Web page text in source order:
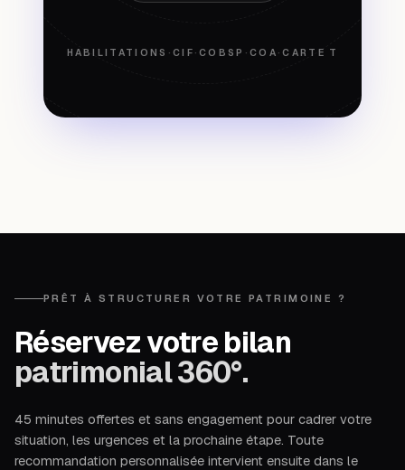
HABILITATIONS · CIF ·COBSP ·COA ·CARTE T
PRÊT À STRUCTURER VOTRE PATRIMOINE ?
Réservez votre bilan
patrimonial 360°.
45 minutes offertes et sans engagement pour cadrer votre
situation, les urgences et la prochaine étape. Toute
recommandation personnalisée intervient ensuite dans le